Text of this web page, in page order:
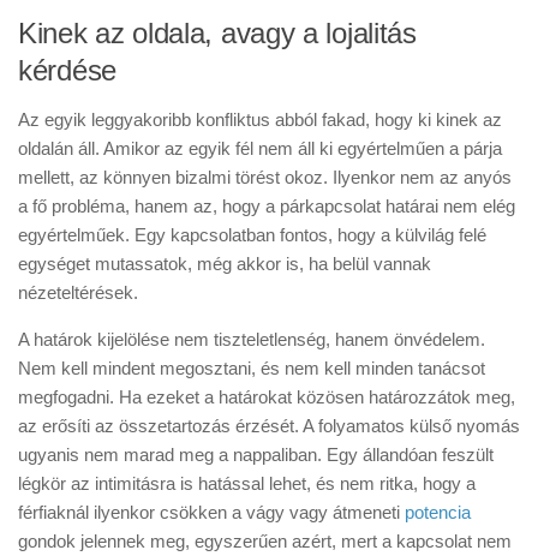
Kinek az oldala, avagy a lojalitás
kérdése
Az egyik leggyakoribb konfliktus abból fakad, hogy ki kinek az
oldalán áll. Amikor az egyik fél nem áll ki egyértelműen a párja
mellett, az könnyen bizalmi törést okoz. Ilyenkor nem az anyós
a fő probléma, hanem az, hogy a párkapcsolat határai nem elég
egyértelműek. Egy kapcsolatban fontos, hogy a külvilág felé
egységet mutassatok, még akkor is, ha belül vannak
nézeteltérések.
A határok kijelölése nem tiszteletlenség, hanem önvédelem.
Nem kell mindent megosztani, és nem kell minden tanácsot
megfogadni. Ha ezeket a határokat közösen határozzátok meg,
az erősíti az összetartozás érzését. A folyamatos külső nyomás
ugyanis nem marad meg a nappaliban. Egy állandóan feszült
légkör az intimitásra is hatással lehet, és nem ritka, hogy a
férfiaknál ilyenkor csökken a vágy vagy átmeneti potencia
gondok jelennek meg, egyszerűen azért, mert a kapcsolat nem